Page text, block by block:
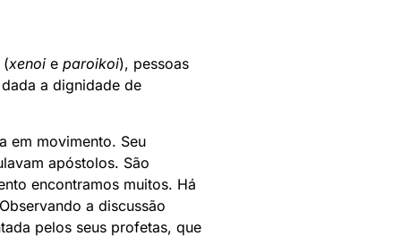
(xenoi e paroikoi), pessoas
a dignidade de
em movimento. Seu
apóstolos. São
encontramos muitos. Há
a discussão
pelos seus profetas, que